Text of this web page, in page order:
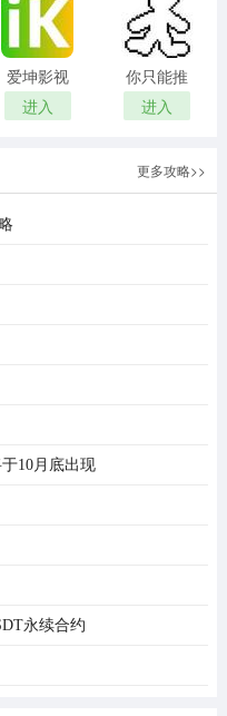
帮助您将它们处理成高
朋友展示您的作品
辑、视频拼接、区域裁
修复它们，并使它们更
生活和工作中处理视频
基本看不到任何处理或
器，让您的视频具有电
爱坤影视
官网入口
进入
你只能推
搡
进入
更多攻略>>
10月底出现
永续合约